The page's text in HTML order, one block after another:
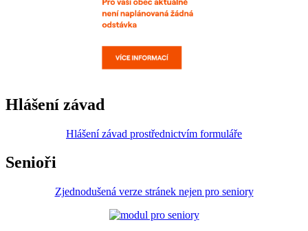
Hlášení závad
Hlášení závad prostřednictvím formuláře
Senioři
Zjednodušená verze stránek nejen pro seniory